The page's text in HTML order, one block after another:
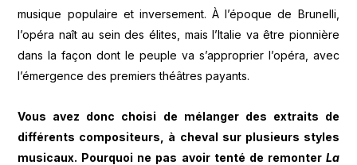
musique populaire et inversement. À l’époque de Brunelli,
l’opéra naît au sein des élites, mais l’Italie va être pionnière
dans la façon dont le peuple va s’approprier l’opéra, avec
l’émergence des premiers théâtres payants.
Vous avez donc choisi de mélanger des extraits de
différents compositeurs, à cheval sur plusieurs styles
musicaux. Pourquoi ne pas avoir tenté de remonter La